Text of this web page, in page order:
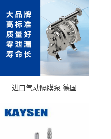
进口气动隔膜泵 德国
输送